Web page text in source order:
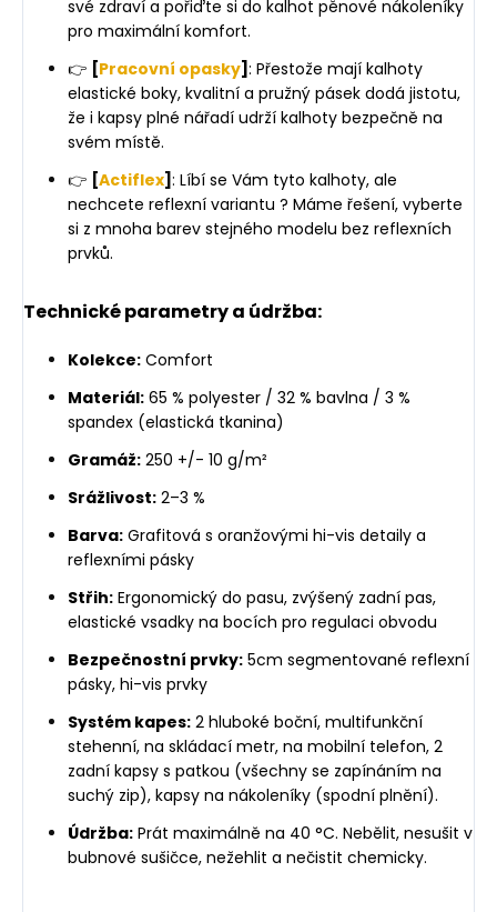
své zdraví a pořiďte si do kalhot pěnové nákoleníky
pro maximální komfort.
👉 [Pracovní opasky] : Přestože mají kalhoty
elastické boky, kvalitní a pružný pásek dodá jistotu,
že i kapsy plné nářadí udrží kalhoty bezpečně na
svém místě.
👉 [Actiflex] : Líbí se Vám tyto kalhoty, ale
nechcete reflexní variantu ? Máme řešení, vyberte
si z mnoha barev stejného modelu bez reflexních
prvků.
Technické parametry a údržba:
Kolekce: Comfort
Materiál: 65 % polyester / 32 % bavlna / 3 %
spandex (elastická tkanina)
Gramáž: 250 +/- 10 g/m²
Srážlivost: 2–3 %
Barva: Grafitová s oranžovými hi-vis detaily a
reflexními pásky
Střih: Ergonomický do pasu, zvýšený zadní pas,
elastické vsadky na bocích pro regulaci obvodu
Bezpečnostní prvky: 5cm segmentované reflexní
pásky, hi-vis prvky
Systém kapes: 2 hluboké boční, multifunkční
stehenní, na skládací metr, na mobilní telefon, 2
zadní kapsy s patkou (všechny se zapínáním na
suchý zip), kapsy na nákoleníky (spodní plnění).
Údržba: Prát maximálně na 40 °C. Nebělit, nesušit v
bubnové sušičce, nežehlit a nečistit chemicky.